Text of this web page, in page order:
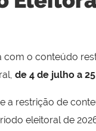
com o conteúdo
de 4 de julho a
a restrição de
eleitoral de